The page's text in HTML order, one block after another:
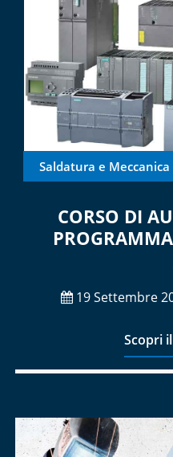
Saldatura e Meccanica
CORSO DI
19 Settembre
Scopri